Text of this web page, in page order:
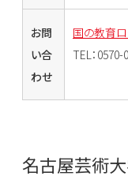
お問
い合
わせ
国の教育
TEL：
名古屋芸術